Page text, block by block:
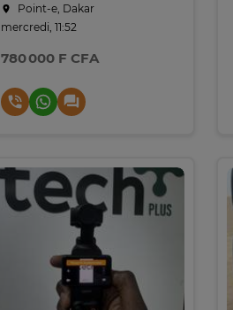
Point-e, Dakar
mercredi, 11:52
780 000 F CFA